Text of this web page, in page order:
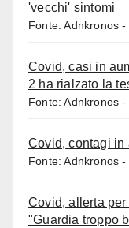
'vecchi' sintomi
Fonte: Adnkronos -
Covid, casi in
2 ha rialzato la
Fonte: Adnkronos -
Covid, contagi in
Fonte: Adnkronos -
Covid, allerta
"Guardia troppo